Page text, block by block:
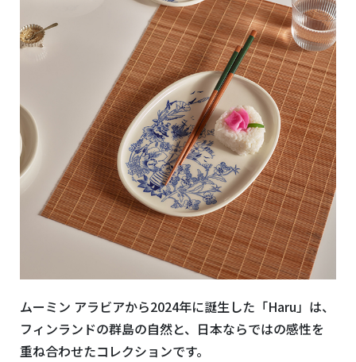
ムーミン アラビアから2024年に誕生した「Haru」は、
フィンランドの群島の自然と、日本ならではの感性を
重ね合わせたコレクションです。